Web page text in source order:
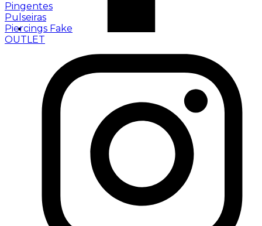
Pingentes
Pulseiras
Piercings Fake
OUTLET